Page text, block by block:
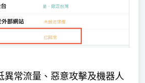
異常流量、惡意攻擊及機器人